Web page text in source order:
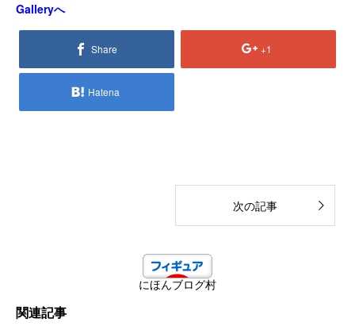
Galleryへ
Share +1
Hatena
次の記事
にほんブログ村
関連記事